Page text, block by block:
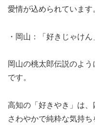
愛情が込められています
・岡山：「好きじゃけん
岡山の桃太郎伝説のよ
です。
高知の「好きやき」は、
さわやかで純粋な気持ち